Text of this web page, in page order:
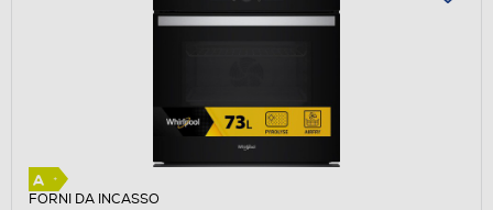
FORNI DA INCASSO